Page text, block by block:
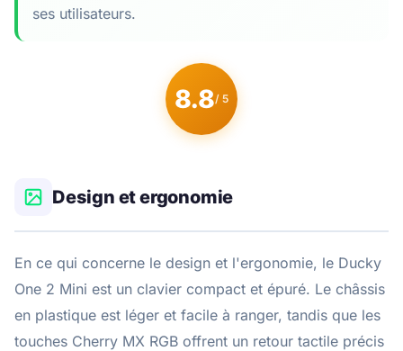
ses utilisateurs.
8.8/ 5
Design et ergonomie
En ce qui concerne le design et l'ergonomie, le Ducky
One 2 Mini est un clavier compact et épuré. Le châssis
en plastique est léger et facile à ranger, tandis que les
touches Cherry MX RGB offrent un retour tactile précis